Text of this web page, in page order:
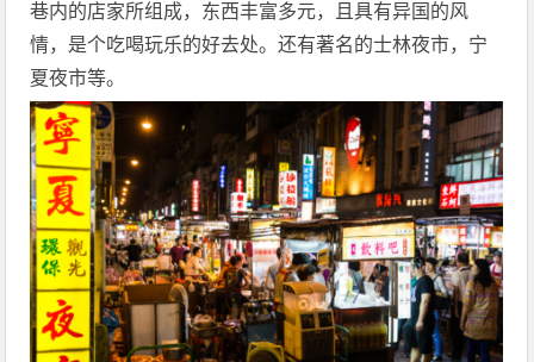
巷内的店家所组成，东西丰富多元，且具有异国的风
情，是个吃喝玩乐的好去处。还有著名的士林夜市，宁
夏夜市等。